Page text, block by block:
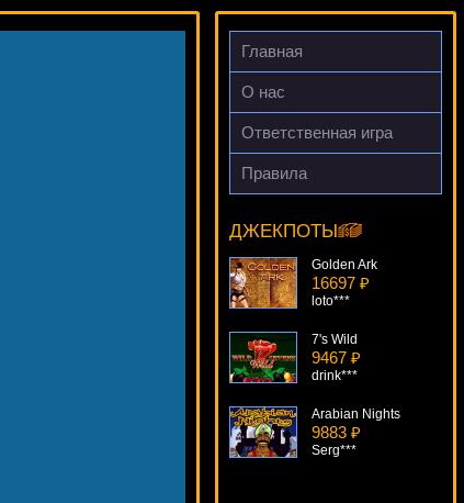
Главная
О нас
Ответственная игра
Правила
ДЖЕКПОТЫ
True Sheriff
Serg***
Golden Ark
16697 ₽
loto***
7's Wild
9467 ₽
drink***
Arabian Nights
9883 ₽
Serg***